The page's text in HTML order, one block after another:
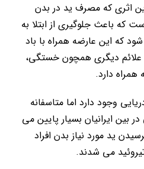
اثری که مصرف ید در بدن
که باعث جلوگیری از ابتلا به
که این عارضه همراه با باد
علائم دیگری همچون خستگی،
همراه دارد.
وجود دارد اما متاسفانه
بین ایرانیان بسیار پایین می
ید مورد نیاز بدن افراد
می شدند.